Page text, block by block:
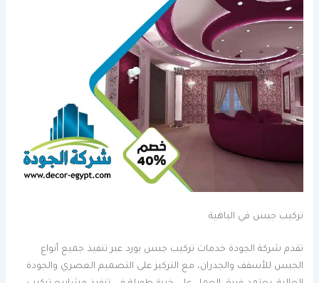
تركيب جبس في الباهية
تقدم شركة الجودة خدمات تركيب جبس بورد عبر تنفيذ جميع أنواع
الجبس للأسقف والجدران، مع التركيز على التصميم العصري والجودة